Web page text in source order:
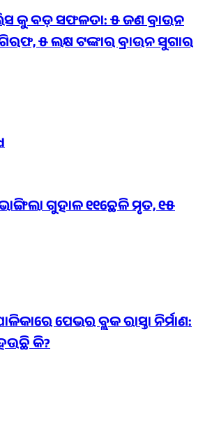
କୁ ବଡ଼ ସଫଳତା: ୫ ଜଣ ବ୍ରାଉନ
୫ ଲକ୍ଷ ଟଙ୍କାର ବ୍ରାଉନ ସୁଗାର
ଗୁହାଳ ୧୧ଛେଳି ମୃତ, ୧୫
ପେଭର ବ୍ଲକ ରାସ୍ତା ନିର୍ମାଣ:
କି?